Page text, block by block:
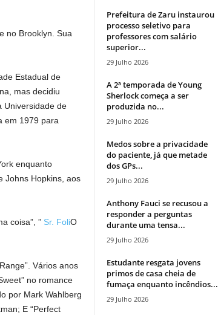
no Brooklyn. Sua
Estadual de
mas decidiu
Universidade de
em 1979 para
enquanto
Johns Hopkins, aos
coisa”, ” Sr. FoliO
Vários anos
no romance
por Mark Wahlberg
E “Perfect
Prefeitura de Zaru instaurou
processo seletivo para
professores com salário
superior...
29 Julho 2026
A 2ª temporada de Young
Sherlock começa a ser
produzida no...
29 Julho 2026
Medos sobre a privacidade
do paciente, já que metade
dos GPs...
29 Julho 2026
Anthony Fauci se recusou a
responder a perguntas
durante uma tensa...
29 Julho 2026
Estudante resgata jovens
primos de casa cheia de
fumaça enquanto incêndios...
29 Julho 2026